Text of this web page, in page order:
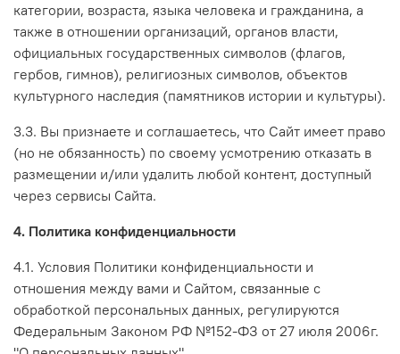
категории, возраста, языка человека и гражданина, а
также в отношении организаций, органов власти,
официальных государственных символов (флагов,
гербов, гимнов), религиозных символов, объектов
культурного наследия (памятников истории и культуры).
3.3. Вы признаете и соглашаетесь, что Сайт имеет право
(но не обязанность) по своему усмотрению отказать в
размещении и/или удалить любой контент, доступный
через сервисы Сайта.
4. Политика конфиденциальности
4.1. Условия Политики конфиденциальности и
отношения между вами и Сайтом, связанные с
обработкой персональных данных, регулируются
Федеральным Законом РФ №152-ФЗ от 27 июля 2006г.